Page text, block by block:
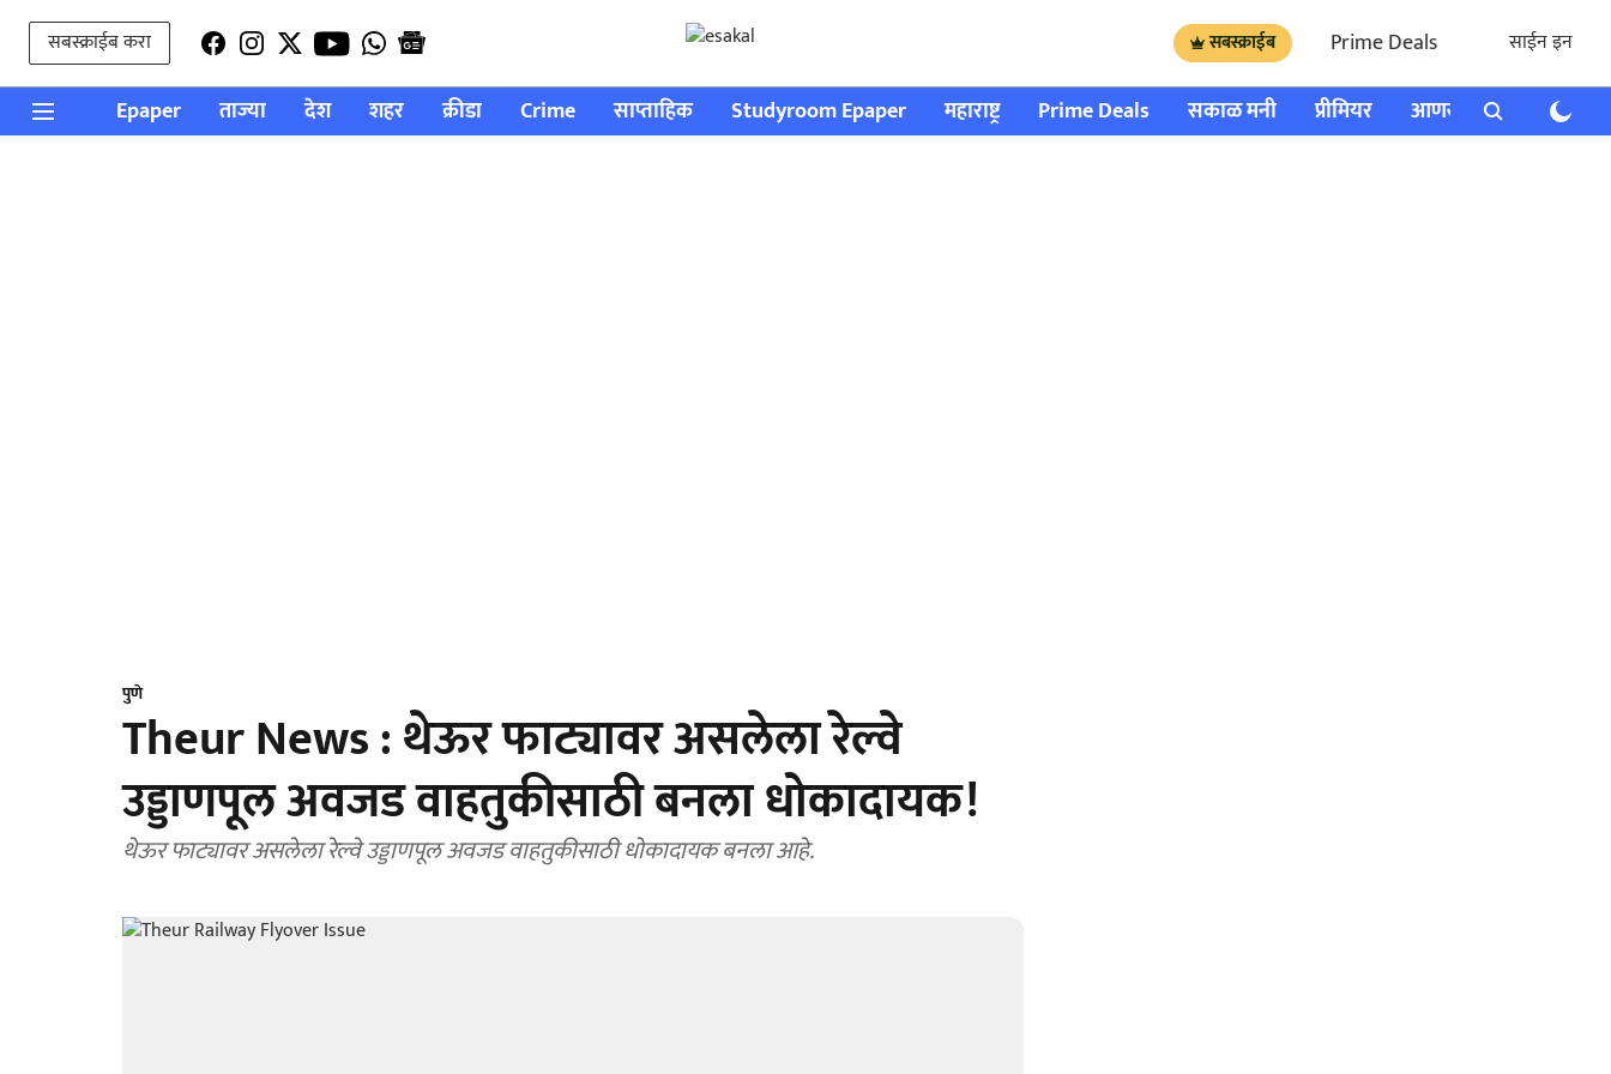
सबस्क्राईब करा सबस्क्राईब Prime Deals साईन इन
Epaper ताज्या देश शहर क्रीडा Crime साप्ताहिक Studyroom Epaper महाराष्ट्र Prime Deals सकाळ मनी प्रीमियर आणखी राशी भविष्य
पुणे
Theur News : थेऊर फाट्यावर असलेला रेल्वे
उड्डाणपूल अवजड वाहतुकीसाठी बनला धोकादायक!
थेऊर फाट्यावर असलेला रेल्वे उड्डाणपूल अवजड वाहतुकीसाठी धोकादायक बनला आहे.